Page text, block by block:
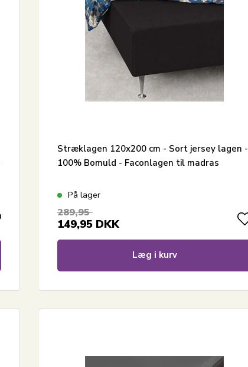
Stræklagen 120x200 cm - Sort jersey lagen -
100% Bomuld - Faconlagen til madras
På lager
289,95
149,95 DKK
Læg i kurv